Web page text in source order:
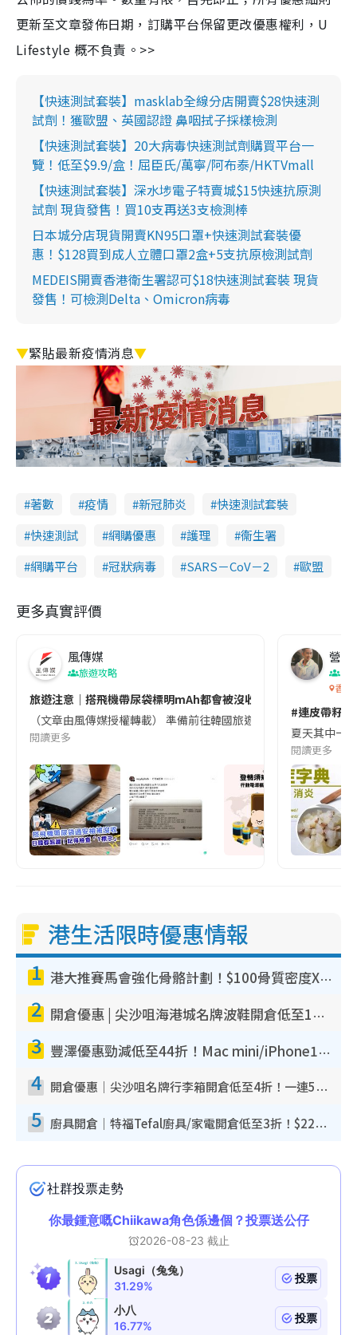
更新至文章發佈日期，訂購平台保留更改優惠權利，U
Lifestyle 概不負責。>>
【快速測試套裝】masklab全線分店開賣$28快速測
試劑！獲歐盟、英國認證 鼻咽拭子採樣檢測
【快速測試套裝】20大病毒快速測試劑購買平台一
覽！低至$9.9/盒！屈臣氏/萬寧/阿布泰/HKTVmall
【快速測試套裝】深水埗電子特賣城$15快速抗原測
試劑 現貨發售！買10支再送3支檢測棒
日本城分店現貨開賣KN95口罩+快速測試套裝優
惠！$128買到成人立體口罩2盒+5支抗原檢測試劑
MEDEIS開賣香港衛生署認可$18快速測試套裝 現貨
發售！可檢測Delta、Omicron病毒
▼緊貼最新疫情消息▼
著數 疫情 新冠肺炎
快速測試套裝
快速測試
網購優惠 護理
衞生署
網購平台
冠狀病毒 SARS－CoV－2 歐盟
更多真實評價
風傳媒
旅遊攻略
旅遊注意｜搭飛機帶尿袋標明mAh都會被沒收😱出發前切記檢查
（文章由風傳媒授權轉載） 準備前往韓國旅遊的民眾，近期要
閱讀更多
營養
香港
#連皮帶籽
夏天其中一
閱讀更多
港生活限時優惠情報
1 港大推賽馬會強化骨骼計劃！$100骨質密度X光檢查 完成免費運動訓練送超市禮券！附參加資格
2 開倉優惠 | 尖沙咀海港城名牌波鞋開倉低至1折！On鞋$899起／Joy&Peace鞋履$98起
3 豐澤優惠勁減低至44折！Mac mini/iPhone17Pro大減價！廚房家電$220起
4 開倉優惠｜尖沙咀名牌行李箱開倉低至4折！一連5日 American Tourister/ace./Hallmark $200起！
5 廚具開倉｜特福Tefal廚具/家電開倉低至3折！$220起買平底鍋/炒鑊/湯煲！電飯煲/吸塵機/燙斗$418起